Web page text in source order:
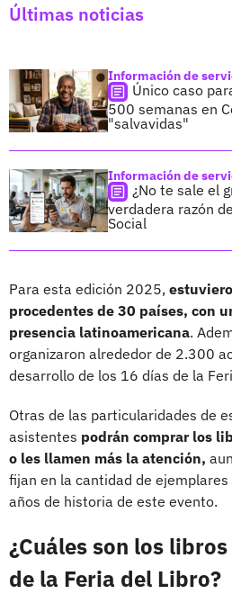
Últimas noticias
Información de
Único caso
500 semanas en
"salvavidas"
Información de
¿No te sale el
verdadera razón
Social
Para esta edición 2025,
procedentes de 30 países, con
presencia latinoamericana.
organizaron alrededor de 2.300
desarrollo de los 16 días de la
Otras de las particularidades de
asistentes podrán comprar los
o les llamen más la atención,
fijan en la cantidad de
años de historia de este evento.
¿Cuáles son los
de la Feria del Libro?